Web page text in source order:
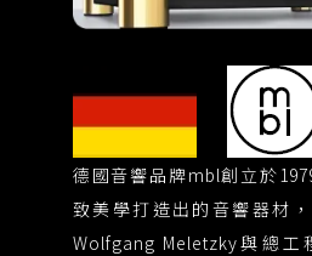
德國音響品牌mbl創立於
致美學打造出的音響器材
Wolfgang Meletzky與總工